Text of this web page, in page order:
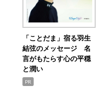
「ことだま」宿る羽生
結弦のメッセージ 名
言がもたらす心の平穏
と潤い
PR